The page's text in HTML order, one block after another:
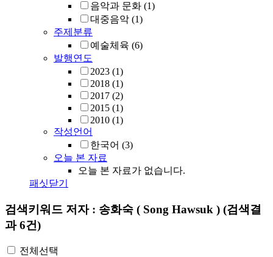
음악과 문화 (1)
대중음악 (1)
주제분류
예술체육 (6)
발행연도
2023 (1)
2018 (1)
2017 (2)
2015 (1)
2010 (1)
작성언어
한국어 (3)
오늘 본 자료
오늘 본 자료가 없습니다.
패싯닫기
검색키워드 저자 : 송화숙 ( Song Hawsuk ) (검색결
과 6건)
전체선택